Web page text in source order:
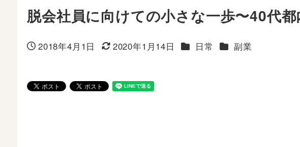
脱会社員に向けての小さな一歩〜40代
投稿日
2018年4月1日
更新日
2020年1月14日 カテゴリー
日常 カテゴリー
副業